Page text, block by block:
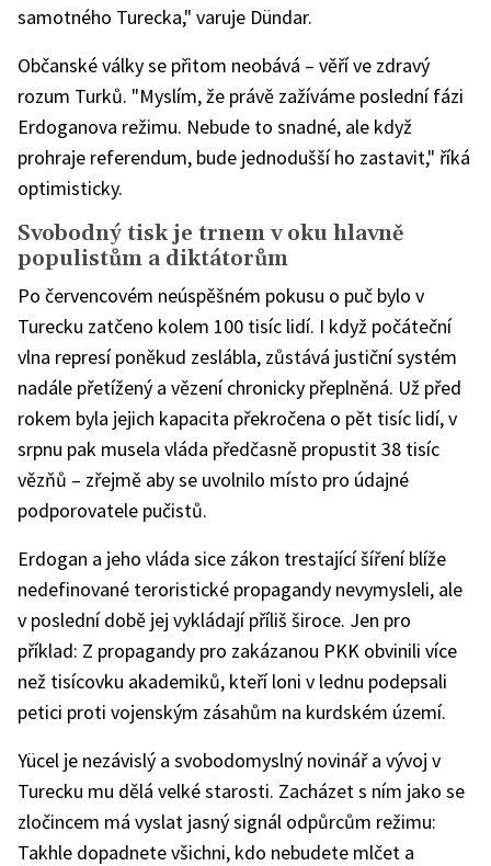
samotného Turecka," varuje Dündar.
Občanské války se přitom neobává – věří ve zdravý
rozum Turků. "Myslím, že právě zažíváme poslední fázi
Erdoganova režimu. Nebude to snadné, ale když
prohraje referendum, bude jednodušší ho zastavit," říká
optimisticky.
Svobodný tisk je trnem v oku hlavně
populistům a diktátorům
Po červencovém neúspěšném pokusu o puč bylo v
Turecku zatčeno kolem 100 tisíc lidí. I když počáteční
vlna represí poněkud zeslábla, zůstává justiční systém
nadále přetížený a vězení chronicky přeplněná. Už před
rokem byla jejich kapacita překročena o pět tisíc lidí, v
srpnu pak musela vláda předčasně propustit 38 tisíc
vězňů – zřejmě aby se uvolnilo místo pro údajné
podporovatele pučistů.
Erdogan a jeho vláda sice zákon trestající šíření blíže
nedefinované teroristické propagandy nevymysleli, ale
v poslední době jej vykládají příliš široce. Jen pro
příklad: Z propagandy pro zakázanou PKK obvinili více
než tisícovku akademiků, kteří loni v lednu podepsali
petici proti vojenským zásahům na kurdském území.
Yücel je nezávislý a svobodomyslný novinář a vývoj v
Turecku mu dělá velké starosti. Zacházet s ním jako se
zločincem má vyslat jasný signál odpůrcům režimu:
Takhle dopadnete všichni, kdo nebudete mlčet a